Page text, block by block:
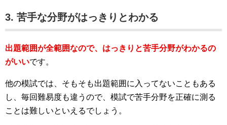
3. 苦手な分野がはっきりとわかる
出題範囲が全範囲なので、はっきりと苦手分野がわかるの
がいいです。
他の模試では、そもそも出題範囲に入ってないこともある
し、毎回難易度も違うので、模試で苦手分野を正確に測る
ことは難しいといえるでしょう。